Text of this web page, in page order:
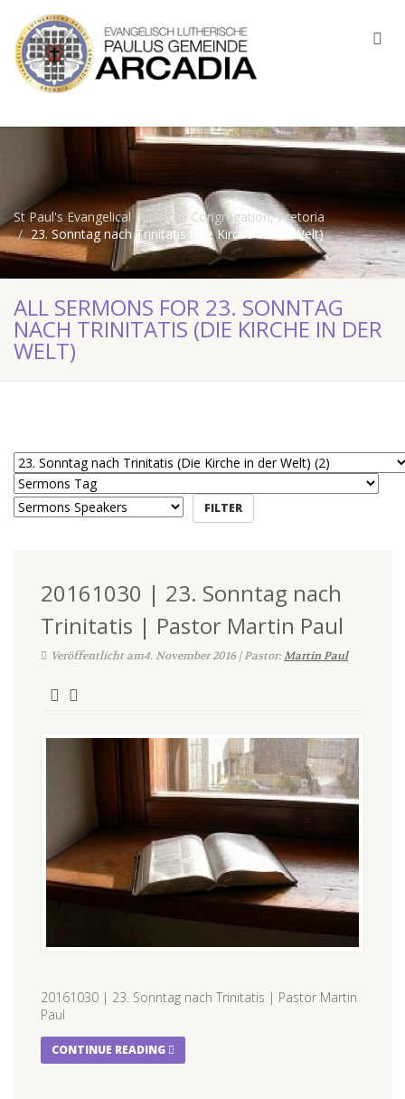
St Paul's Evangelical Lutheran Congregation, Pretoria
23. Sonntag nach Trinitatis (Die Kirche in der Welt)
ALL SERMONS FOR 23. SONNTAG
NACH TRINITATIS (DIE KIRCHE IN DER
WELT)
20161030 | 23. Sonntag nach
Trinitatis | Pastor Martin Paul
Veröffentlicht am4. November 2016 | Pastor:Martin Paul
20161030 | 23. Sonntag nach Trinitatis | Pastor Martin
Paul
CONTINUE READING